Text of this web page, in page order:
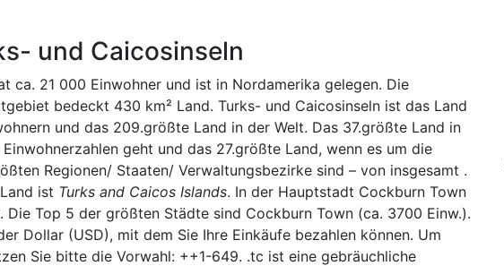
und Caicosinseln
ca. 21 000 Einwohner und ist in Nordamerika gelegen. Die
bedeckt 430 km² Land. Turks- und Caicosinseln ist das Land
und das 209.größte Land in der Welt. Das 37.größte Land in
geht und das 27.größte Land, wenn es um die
Regionen/ Staaten/ Verwaltungsbezirke sind – von insgesamt .
ist Turks and Caicos Islands. In der Hauptstadt Cockburn Town
Die Top 5 der größten Städte sind Cockburn Town (ca. 3700 Einw.).
Dollar (USD), mit dem Sie Ihre Einkäufe bezahlen können. Um
Sie bitte die Vorwahl: ++1-649. .tc ist eine gebräuchliche